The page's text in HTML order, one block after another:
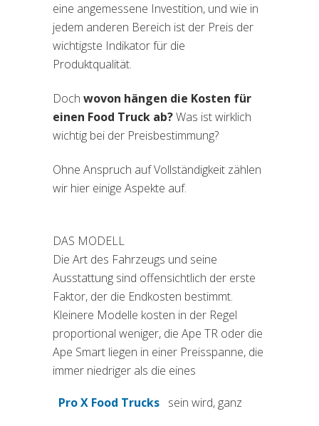
eine angemessene Investition, und wie in
jedem anderen Bereich ist der Preis der
wichtigste Indikator für die
Produktqualität.
Doch wovon hängen die Kosten für
einen Food Truck ab?Was ist wirklich
wichtig bei der Preisbestimmung?
Ohne Anspruch auf Vollständigkeit zählen
wir hier einige Aspekte auf.
DAS MODELL
Die Art des Fahrzeugs und seine
Ausstattung sind offensichtlich der erste
Faktor, der die Endkosten bestimmt.
Kleinere Modelle kosten in der Regel
proportional weniger, die Ape TR oder die
Ape Smart liegen in einer Preisspanne, die
immer niedriger als die eines
Pro X Food Trucks sein wird, ganz